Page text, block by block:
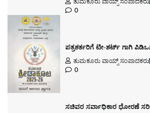
0
ಪತ್ರಕರ್ತರಿಗೆ ಟೀ-ಶರ್ಟ್ ಗಾಗಿ
ತುಮಕೂರು ವಾಯ್ಸ್ ಸಂಪಾದಕರು
0
ಸಚಿವರ ಸರ್ವಾಧಿಕಾರ ಧೋರಣೆ